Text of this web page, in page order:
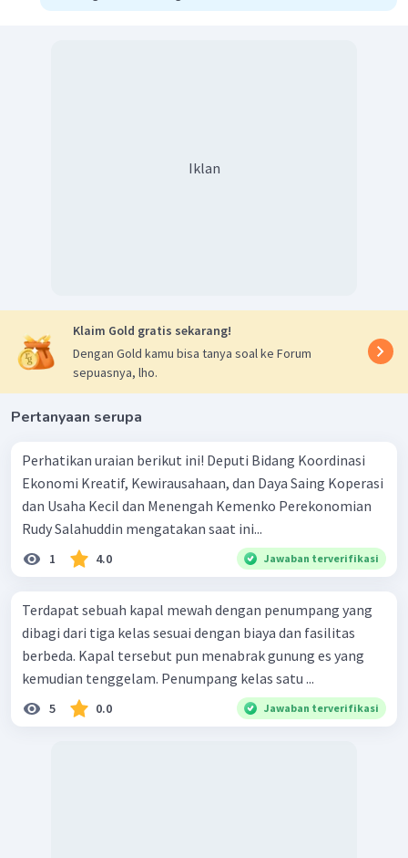
Iklan
Klaim Gold gratis sekarang!
Dengan Gold kamu bisa tanya soal ke Forum
sepuasnya, lho.
Pertanyaan serupa
Perhatikan uraian berikut ini! Deputi Bidang Koordinasi
Ekonomi Kreatif, Kewirausahaan, dan Daya Saing Koperasi
dan Usaha Kecil dan Menengah Kemenko Perekonomian
Rudy Salahuddin mengatakan saat ini...
1 4.0 Jawaban terverifikasi
Terdapat sebuah kapal mewah dengan penumpang yang
dibagi dari tiga kelas sesuai dengan biaya dan fasilitas
berbeda. Kapal tersebut pun menabrak gunung es yang
kemudian tenggelam. Penumpang kelas satu ...
5 0.0 Jawaban terverifikasi